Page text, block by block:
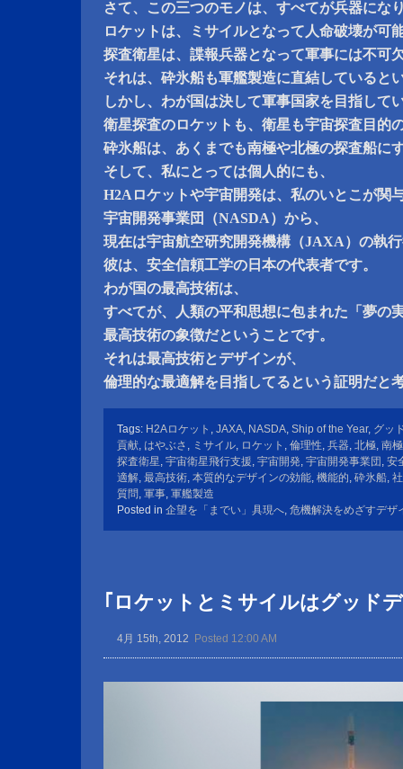
さて、この三つのモノは、すべてが兵器にな
ロケットは、ミサイルとなって人命破壊が可
探査衛星は、諜報兵器となって軍事には不可
それは、砕氷船も軍艦製造に直結していると
しかし、わが国は決して軍事国家を目指して
衛星探査のロケットも、衛星も宇宙探査目的
砕氷船は、あくまでも南極や北極の探査船に
そして、私にとっては個人的にも、
H2Aロケットや宇宙開発は、私のいとこが関
宇宙開発事業団（NASDA）から、
現在は宇宙航空研究開発機構（JAXA）の執
彼は、安全信頼工学の日本の代表者です。
わが国の最高技術は、
すべてが、人類の平和思想に包まれた「夢の
最高技術の象徴だということです。
それは最高技術とデザインが、
倫理的な最適解を目指してるという証明だと
Tags: H2Aロケット , JAXA, NASDA, Ship of the Year, グッ
貢献, はやぶさ , ミサイル, ロケット , 倫理性, 兵器, 北極, 南極
探査衛星, 宇宙衛星飛行支援, 宇宙開発, 宇宙開発事業団 , 安
適解, 最高技術, 本質的なデザインの効能, 機能的, 砕氷船,
質問, 軍事, 軍艦製造
Posted in 企望を「までい」具現へ, 危機解決をめざすデザ
｢ロケットとミサイルはグッド
4月 15th, 2012 Posted 12:00 AM